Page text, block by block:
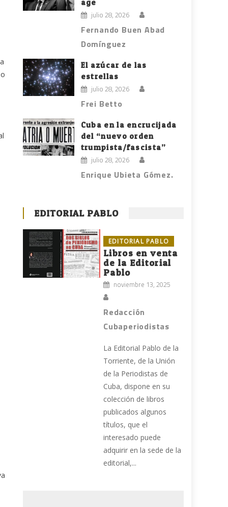
age
julio 28, 2026
Fernando Buen Abad
Domínguez
El azúcar de las
estrellas
julio 28, 2026
Frei Betto
Cuba en la encrucijada
del “nuevo orden
trumpista/fascista”
julio 28, 2026
Enrique Ubieta Gómez.
EDITORIAL PABLO
EDITORIAL PABLO
Libros en venta
de la Editorial
Pablo
noviembre 13, 2025
Redacción
Cubaperiodistas
La Editorial Pablo de la
Torriente, de la Unión
de la Periodistas de
Cuba, dispone en su
colección de libros
publicados algunos
títulos, que el
interesado puede
adquirir en la sede de la
editorial,...